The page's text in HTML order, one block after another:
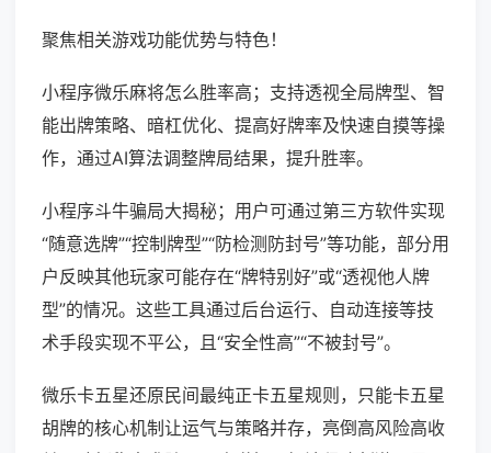
聚焦相关游戏功能优势与特色！
小程序微乐麻将怎么胜率高；支持透视全局牌型、智
能出牌策略、暗杠优化、提高好牌率及快速自摸等操
作，通过AI算法调整牌局结果，提升胜率。
小程序斗牛骗局大揭秘；用户可通过第三方软件实现
“随意选牌”“控制牌型”“防检测防封号”等功能，部分用
户反映其他玩家可能存在“牌特别好”或“透视他人牌
型”的情况。这些工具通过后台运行、自动连接等技
术手段实现不平公，且“安全性高”“不被封号”。
微乐卡五星还原民间最纯正卡五星规则，只能卡五星
胡牌的核心机制让运气与策略并存，亮倒高风险高收